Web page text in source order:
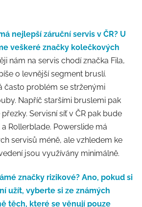
nejlepší záruční servis v ČR? U
veškeré značky kolečkových
nám na servis chodí značka Fila,
o levnější segment bruslí.
často problém se strženými
Napříč staršími bruslemi pak
Servisní síť v ČR pak bude
Rollerblade. Powerslide má
servisů méně, ale vzhledem ke
jsou využívány minimálně.
značky rizikové? Ano, pokud si
užít, vyberte si ze známých
těch, které se věnují pouze